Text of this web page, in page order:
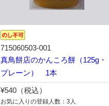
715060503-001
真鳥餅店のかんころ餅（125g・
プレーン） 1本
¥540（税込）
お気に入りの登録人数：3人